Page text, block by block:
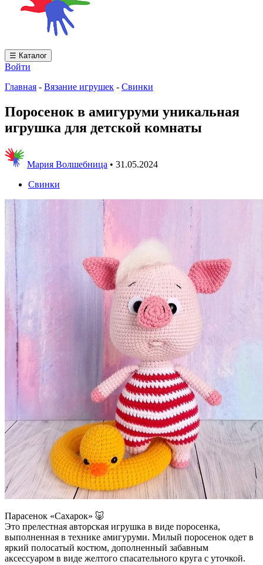
☰ Каталог
Войти
Главная - Вязание игрушек - Свинки
Поросенок в амигуруми уникальная
игрушка для детской комнаты
Мария Волшебница • 31.05.2024
Свинки
Парасенок «Сахарок» 🐷
Это прелестная авторская игрушка в виде поросенка,
выполненная в технике амигуруми. Милый поросенок одет в
яркий полосатый костюм, дополненный забавным
аксессуаром в виде желтого спасательного круга с уточкой.